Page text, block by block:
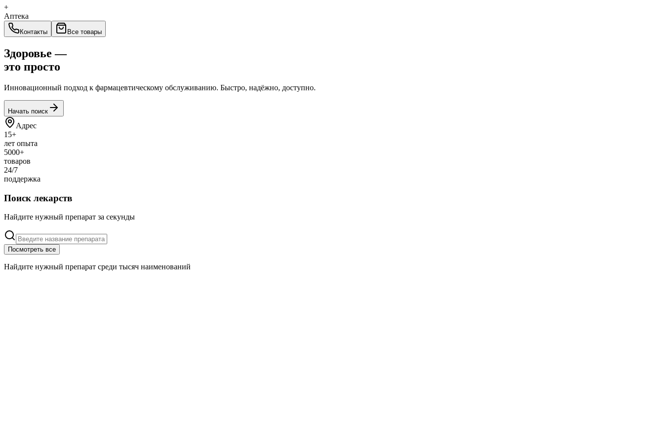
+
Аптека
Контакты Все товары
Здоровье —
это просто
Инновационный подход к фармацевтическому обслуживанию. Быстро, надёжно, доступно.
Начать поиск
Адрес
15+
лет опыта
5000+
товаров
24/7
поддержка
Поиск лекарств
Найдите нужный препарат за секунды
Посмотреть все
Найдите нужный препарат среди тысяч наименований